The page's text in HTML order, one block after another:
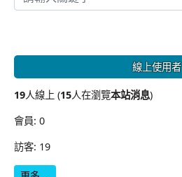
線上使用者
19人線上 (15人在瀏覽本站消息)
會員: 0
訪客: 19